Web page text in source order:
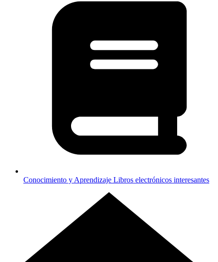
Conocimiento y Aprendizaje Libros electrónicos interesantes